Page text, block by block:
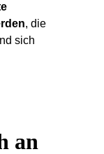
, die
sich
an